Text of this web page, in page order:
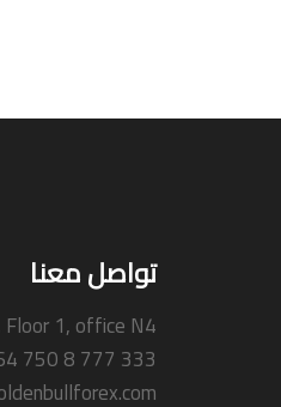
تواصل معنا
Floor 1, office N4
750 8 777 333